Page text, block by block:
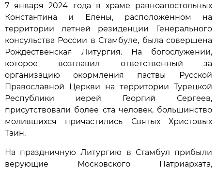
7 января 2024 года в храме равноапостольных
Константина и Елены, расположенном на
территории летней резиденции Генерального
консульства России в Стамбуле, была совершена
Рождественская Литургия. На богослужении,
которое возглавил ответственный за
организацию окормления паствы Русской
Православной Церкви на территории Турецкой
Республики иерей Георгий Сергеев,
присутствовали более ста человек, большинство
молившихся причастились Святых Христовых
Таин.
На праздничную Литургию в Стамбул прибыли
верующие Московского Патриархата,